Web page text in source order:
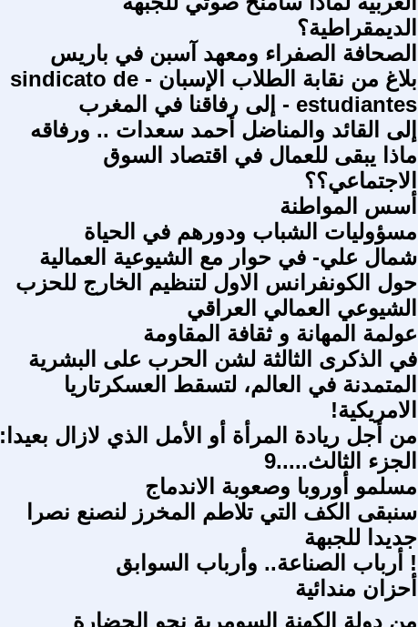
الديمقراطية؟
الصحافة الصفراء ومعهد آسبن في باريس
بلاغ من نقابة الطلاب الإسبان - sindicato de
estudiantes - إلى رفاقنا في المغرب
إلى القائد والمناضل أحمد سعدات .. ورفاقه
ماذا يبقى للعمال في اقتصاد السوق
الاجتماعي؟؟
أسس المواطنة
مسؤوليات الشباب ودورهم في الحياة
شمال علي- في حوار مع الشيوعية العمالية
حول الكونفرانس الاول لتنظيم الخارج للحزب
الشيوعي العمالي العراقي
عولمة المهانة و ثقافة المقاومة
في الذكرى الثالثة لشن الحرب على البشرية
المتمدنة في العالم، لتسقط العسكرتاريا
الامريكية!
من أجل ريادة المرأة أو الأمل الذي لازال بعيدا:
الجزء الثالث.....9
مسلمو أوروبا وصعوبة الاندماج
سنبقى الكف التي تلاطم المخرز لنصنع نصرا
جديدا للجبهة
! أرباب الصناعة.. وأرباب السوابق
أحزان مندائية
من دولة الكهنة السومرية نحو الحضارة